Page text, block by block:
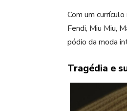
Com um
Fendi, Miu Miu,
pódio da moda
Tragédia e